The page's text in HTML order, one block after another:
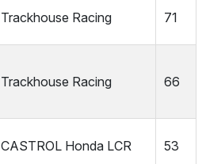
Trackhouse Racing 71
Trackhouse Racing 66
CASTROL Honda LCR 53